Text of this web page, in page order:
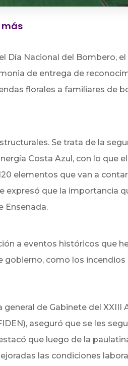
más
Día Nacional del Bombero,
de entrega de
florales a familiares de
Se trata de la
Costa Azul, con lo que
elementos que van a
expresó que la importancia
Ensenada.
a eventos históricos que
gobierno, como los incendios
de Gabinete del XXIII
aseguró que se les
que luego de la
las condiciones